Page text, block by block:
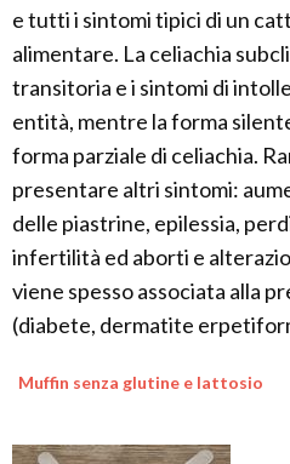
e tutti i sintomi tipici di un
alimentare. La celiachia
transitoria e i sintomi di
entità, mentre la forma
forma parziale di celiachia.
presentare altri sintomi:
delle piastrine, epilessia,
infertilità ed aborti e
viene spesso associata alla
(diabete, dermatite
Muffin senza glutine e lattosio